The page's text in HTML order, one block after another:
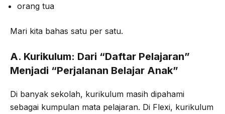
orang tua
Mari kita bahas satu per satu.
A. Kurikulum: Dari “Daftar Pelajaran”
Menjadi “Perjalanan Belajar Anak”
Di banyak sekolah, kurikulum masih dipahami
sebagai kumpulan mata pelajaran. Di Flexi, kurikulum